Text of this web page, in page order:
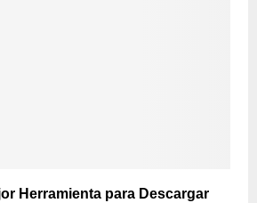
Herramienta para Descargar